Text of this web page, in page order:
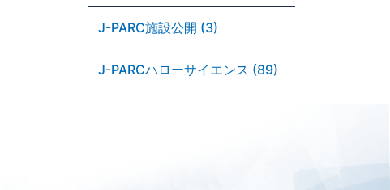
J-PARC施設公開 (3)
J-PARCハローサイエンス (89)